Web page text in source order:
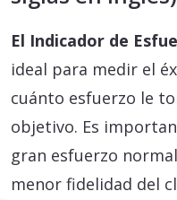
El Indicador de
ideal para medir el
cuánto esfuerzo le
objetivo. Es
gran esfuerzo
menor fidelidad del